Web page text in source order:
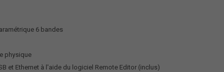
6 bandes
physique
et Ethernet à l'aide du logiciel Remote Editor (inclus)